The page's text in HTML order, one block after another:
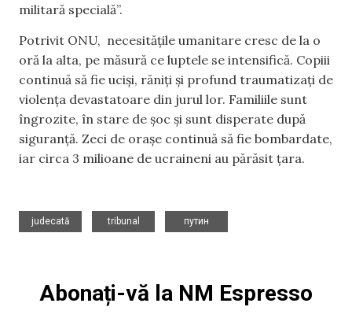
militară specială”.
Potrivit ONU, necesitățile umanitare cresc de la o
oră la alta, pe măsură ce luptele se intensifică. Copiii
continuă să fie uciși, răniți și profund traumatizați de
violența devastatoare din jurul lor. Familiile sunt
îngrozite, în stare de șoc și sunt disperate după
siguranță. Zeci de orașe continuă să fie bombardate,
iar circa 3 milioane de ucraineni au părăsit țara.
judecată
tribunal
путин
Abonați-vă la NM Espresso